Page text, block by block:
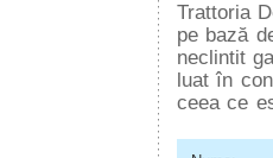
Trattoria
pe bază
neclintit
luat în
ceea ce